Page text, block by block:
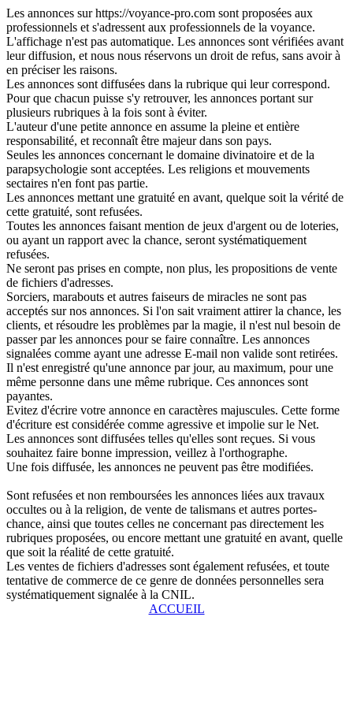
Les annonces sur https://voyance-pro.com sont proposées aux
professionnels et s'adressent aux professionnels de la voyance.
L'affichage n'est pas automatique. Les annonces sont vérifiées avant
leur diffusion, et nous nous réservons un droit de refus, sans avoir à
en préciser les raisons.
Les annonces sont diffusées dans la rubrique qui leur correspond.
Pour que chacun puisse s'y retrouver, les annonces portant sur
plusieurs rubriques à la fois sont à éviter.
L'auteur d'une petite annonce en assume la pleine et entière
responsabilité, et reconnaît être majeur dans son pays.
Seules les annonces concernant le domaine divinatoire et de la
parapsychologie sont acceptées. Les religions et mouvements
sectaires n'en font pas partie.
Les annonces mettant une gratuité en avant, quelque soit la vérité de
cette gratuité, sont refusées.
Toutes les annonces faisant mention de jeux d'argent ou de loteries,
ou ayant un rapport avec la chance, seront systématiquement
refusées.
Ne seront pas prises en compte, non plus, les propositions de vente
de fichiers d'adresses.
Sorciers, marabouts et autres faiseurs de miracles ne sont pas
acceptés sur nos annonces. Si l'on sait vraiment attirer la chance, les
clients, et résoudre les problèmes par la magie, il n'est nul besoin de
passer par les annonces pour se faire connaître. Les annonces
signalées comme ayant une adresse E-mail non valide sont retirées.
Il n'est enregistré qu'une annonce par jour, au maximum, pour une
même personne dans une même rubrique. Ces annonces sont
payantes.
Evitez d'écrire votre annonce en caractères majuscules. Cette forme
d'écriture est considérée comme agressive et impolie sur le Net.
Les annonces sont diffusées telles qu'elles sont reçues. Si vous
souhaitez faire bonne impression, veillez à l'orthographe.
Une fois diffusée, les annonces ne peuvent pas être modifiées.
Sont refusées et non remboursées les annonces liées aux travaux
occultes ou à la religion, de vente de talismans et autres portes-
chance, ainsi que toutes celles ne concernant pas directement les
rubriques proposées, ou encore mettant une gratuité en avant, quelle
que soit la réalité de cette gratuité.
Les ventes de fichiers d'adresses sont également refusées, et toute
tentative de commerce de ce genre de données personnelles sera
systématiquement signalée à la CNIL.
ACCUEIL